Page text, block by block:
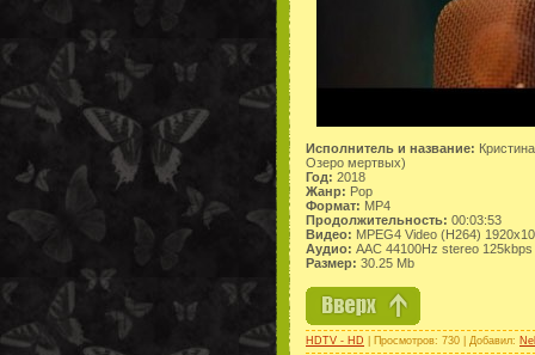
Исполнитель и название:
Озеро мертвых)
Год: 2018
Жанр: Pop
Формат: MP4
Продолжительность: 00:03:53
Видео: MPEG4 Video (H264)
Аудио: AAC 44100Hz stereo 125kbps
Размер: 30.25 Mb
HDTV - HD | Просмотров: 730 | Добавил: